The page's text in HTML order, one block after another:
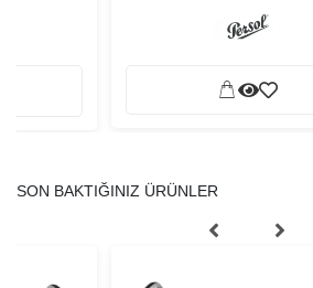
SON BAKTIĞINIZ ÜRÜNLER